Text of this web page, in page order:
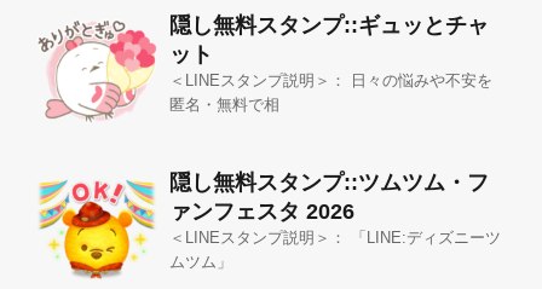
隠し無料スタンプ::ギュッとチャ
ット
＜LINEスタンプ説明＞： 日々の悩みや不安を
匿名・無料で相
隠し無料スタンプ::ツムツム・フ
ァンフェスタ 2026
＜LINEスタンプ説明＞： 「LINE:ディズニーツ
ムツム」